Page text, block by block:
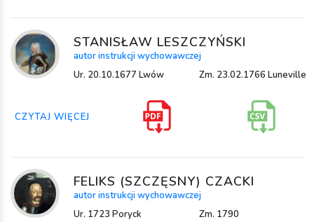
STANISŁAW LESZCZYŃSKI
autor instrukcji wychowawczej
Ur. 20.10.1677 Lwów
Zm. 23.02.1766 Luneville
CZYTAJ WIĘCEJ
FELIKS (SZCZĘSNY) CZACKI
autor instrukcji wychowawczej
Ur. 1723 Poryck
Zm. 1790